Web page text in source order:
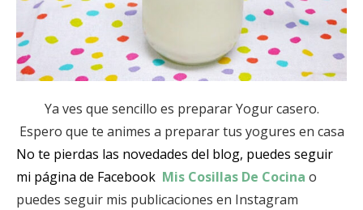
Ya ves que sencillo es preparar Yogur casero.
Espero que te animes a preparar tus yogures en casa
No te pierdas las novedades del blog, puedes seguir
mi página de Facebook Mis Cosillas De Cocina o
puedes seguir mis publicaciones en Instagram